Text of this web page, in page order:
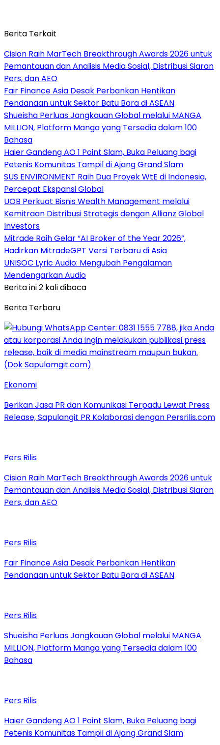
Berita Terkait
Cision Raih MarTech Breakthrough Awards 2026 untuk
Pemantauan dan Analisis Media Sosial, Distribusi Siaran
Pers, dan AEO
Fair Finance Asia Desak Perbankan Hentikan
Pendanaan untuk Sektor Batu Bara di ASEAN
Shueisha Perluas Jangkauan Global melalui MANGA
MILLION, Platform Manga yang Tersedia dalam 100
Bahasa
Haier Gandeng AO 1 Point Slam, Buka Peluang bagi
Petenis Komunitas Tampil di Ajang Grand Slam
SUS ENVIRONMENT Raih Dua Proyek WtE di Indonesia,
Percepat Ekspansi Global
UOB Perkuat Bisnis Wealth Management melalui
Kemitraan Distribusi Strategis dengan Allianz Global
Investors
Mitrade Raih Gelar “AI Broker of the Year 2026”,
Hadirkan MitradeGPT Versi Terbaru di Asia
UNISOC Lyric Audio: Mengubah Pengalaman
Mendengarkan Audio
Berita ini 2 kali dibaca
Berita Terbaru
Ekonomi
Berikan Jasa PR dan Komunikasi Terpadu Lewat Press
Release, Sapulangit PR Kolaborasi dengan Persrilis.com
Pers Rilis
Cision Raih MarTech Breakthrough Awards 2026 untuk
Pemantauan dan Analisis Media Sosial, Distribusi Siaran
Pers, dan AEO
Pers Rilis
Fair Finance Asia Desak Perbankan Hentikan
Pendanaan untuk Sektor Batu Bara di ASEAN
Pers Rilis
Shueisha Perluas Jangkauan Global melalui MANGA
MILLION, Platform Manga yang Tersedia dalam 100
Bahasa
Pers Rilis
Haier Gandeng AO 1 Point Slam, Buka Peluang bagi
Petenis Komunitas Tampil di Ajang Grand Slam